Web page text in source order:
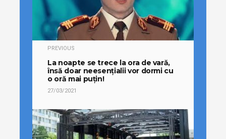
PREVIOUS
La noapte se trece la ora de vară,
însă doar neesențialii vor dormi cu
o oră mai puțin!
27/03/2021